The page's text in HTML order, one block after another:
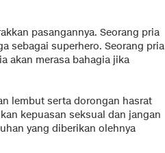
pasangannya. Seorang pria
sebagai superhero. Seorang pria
akan merasa bahagia jika
lembut serta dorongan hasrat
kepuasan seksual dan jangan
yang diberikan olehnya